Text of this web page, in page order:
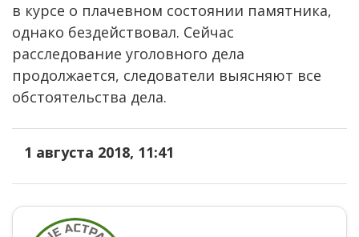
в курсе о плачевном состоянии памятника,
однако бездействовал. Сейчас
расследование уголовного дела
продолжается, следователи выясняют все
обстоятельства дела.
1 августа 2018, 11:41